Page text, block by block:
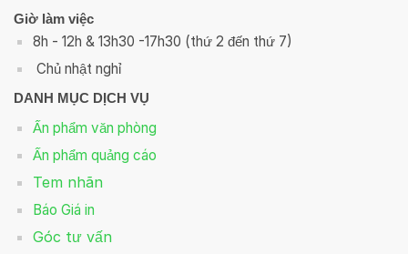
Giờ làm việc
8h - 12h & 13h30 -17h30 (thứ 2 đến thứ 7)
Chủ nhật nghỉ
DANH MỤC DỊCH VỤ
Ấn phẩm văn phòng
Ấn phẩm quảng cáo
Tem nhãn
Báo Giá in
Góc tư vấn